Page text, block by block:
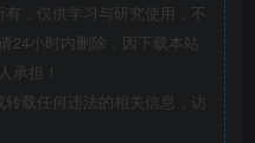
，仅供学习与研究使用，不
24小时内删除，因下载本站
承担！
载任何违法的相关信息，访